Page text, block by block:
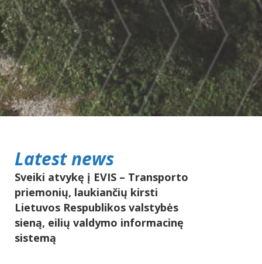
Latest news
Sveiki atvykę į EVIS – Transporto
priemonių, laukiančių kirsti
Lietuvos Respublikos valstybės
sieną, eilių valdymo informacinę
sistemą